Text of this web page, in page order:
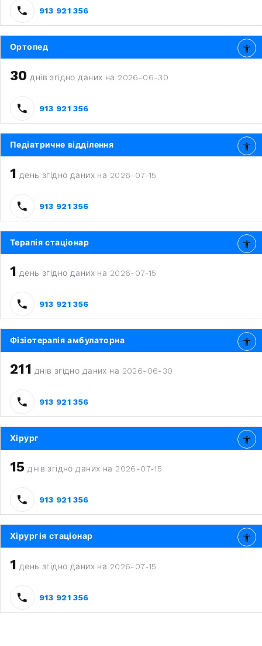
913 921 356
Ортопед
30 днів згідно даних на 2026-06-30
913 921 356
Педіатричне відділення
1 день згідно даних на 2026-07-15
913 921 356
Терапія стаціонар
1 день згідно даних на 2026-07-15
913 921 356
Фізіотерапія амбулаторна
211 днів згідно даних на 2026-06-30
913 921 356
Хірург
15 днів згідно даних на 2026-07-15
913 921 356
Хірургія стаціонар
1 день згідно даних на 2026-07-15
913 921 356